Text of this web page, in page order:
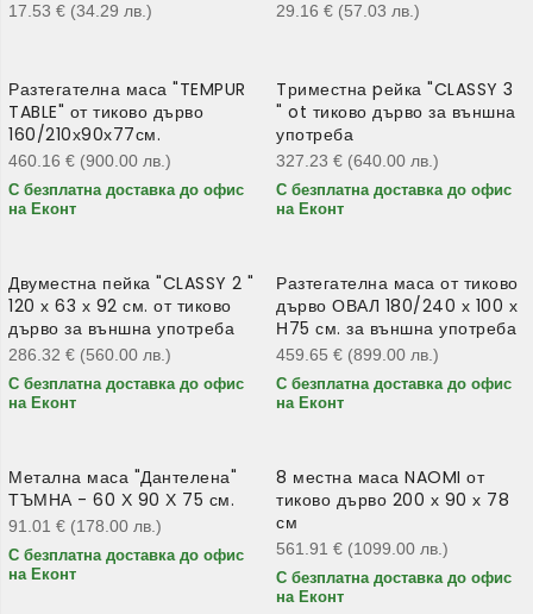
17.53 € (34.29 лв. ) 29.16 € (57.03 лв. )
Разтегателна маса "TEMPUR
TABLE" от тиково дърво
160/210х90х77см.
460.16 € (900.00 лв. )
С безплатна доставка до офис
на Еконт
Tриместна pейка "CLASSY 3
" ot тиково дърво за външна
употреба
327.23 € (640.00 лв. )
С безплатна доставка до офис
на Еконт
Двуместна пейка "CLASSY 2 "
120 х 63 х 92 см. от тиково
дърво за външна употреба
286.32 € (560.00 лв. )
С безплатна доставка до офис
на Еконт
Разтегателна маса от тиково
дърво ОВАЛ 180/240 х 100 х
Н75 см. за външна употреба
459.65 € (899.00 лв. )
С безплатна доставка до офис
на Еконт
Метална маса "Дантелена"
ТЪМНА - 60 Х 90 Х 75 см.
91.01 € (178.00 лв. )
С безплатна доставка до офис
на Еконт
8 местна маса NAOMI от
тиково дърво 200 х 90 х 78
см
561.91 € (1099.00 лв. )
С безплатна доставка до офис
на Еконт